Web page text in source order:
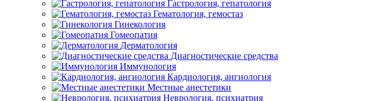
Гастрология, гепатология
Гематология, гемостаз
Гинекология
Гомеопатия
Дерматология
Диагностические средства
Иммунология
Кардиология, ангиология
Местные анестетики
Неврология, психиатрия